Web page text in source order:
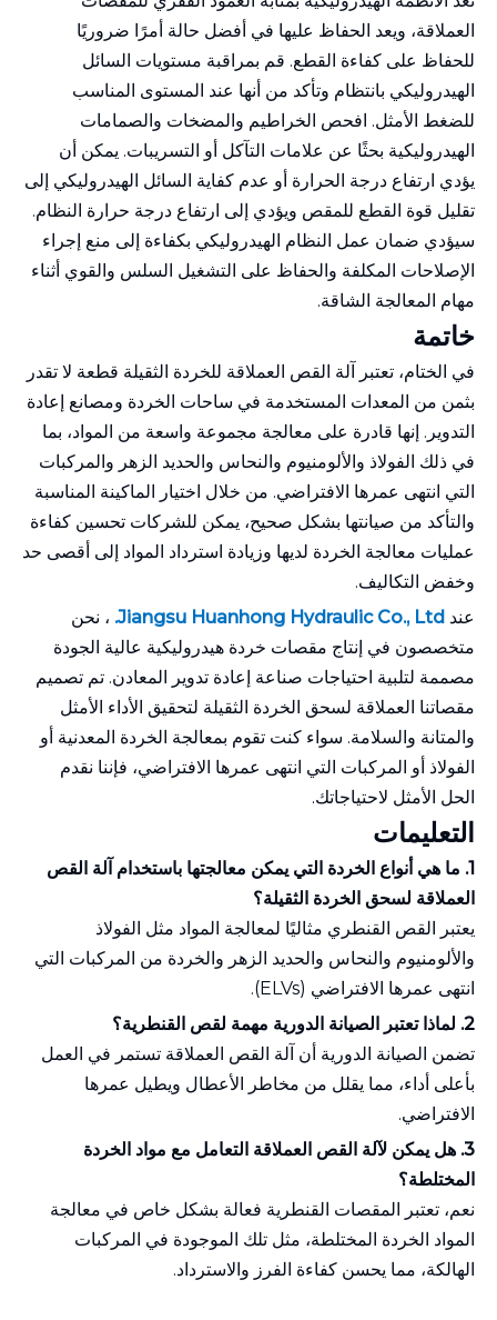
العملاقة، ويعد الحفاظ عليها في أفضل حالة أمرًا ضروريًا
للحفاظ على كفاءة القطع. قم بمراقبة مستويات السائل
الهيدروليكي بانتظام وتأكد من أنها عند المستوى المناسب
للضغط الأمثل. افحص الخراطيم والمضخات والصمامات
الهيدروليكية بحثًا عن علامات التآكل أو التسريبات. يمكن أن
يؤدي ارتفاع درجة الحرارة أو عدم كفاية السائل الهيدروليكي إلى
تقليل قوة القطع للمقص ويؤدي إلى ارتفاع درجة حرارة النظام.
سيؤدي ضمان عمل النظام الهيدروليكي بكفاءة إلى منع إجراء
الإصلاحات المكلفة والحفاظ على التشغيل السلس والقوي أثناء
مهام المعالجة الشاقة.
خاتمة
في الختام، تعتبر آلة القص العملاقة للخردة الثقيلة قطعة لا تقدر
بثمن من المعدات المستخدمة في ساحات الخردة ومصانع إعادة
التدوير. إنها قادرة على معالجة مجموعة واسعة من المواد، بما
في ذلك الفولاذ والألومنيوم والنحاس والحديد الزهر والمركبات
التي انتهى عمرها الافتراضي. من خلال اختيار الماكينة المناسبة
والتأكد من صيانتها بشكل صحيح، يمكن للشركات تحسين كفاءة
عمليات معالجة الخردة لديها وزيادة استرداد المواد إلى أقصى حد
وخفض التكاليف.
عند Jiangsu Huanhong Hydraulic Co., Ltd. ، نحن
متخصصون في إنتاج مقصات خردة هيدروليكية عالية الجودة
مصممة لتلبية احتياجات صناعة إعادة تدوير المعادن. تم تصميم
مقصاتنا العملاقة لسحق الخردة الثقيلة لتحقيق الأداء الأمثل
والمتانة والسلامة. سواء كنت تقوم بمعالجة الخردة المعدنية أو
الفولاذ أو المركبات التي انتهى عمرها الافتراضي، فإننا نقدم
الحل الأمثل لاحتياجاتك.
التعليمات
1. ما هي أنواع الخردة التي يمكن معالجتها باستخدام آلة القص
العملاقة لسحق الخردة الثقيلة؟
يعتبر القص القنطري مثاليًا لمعالجة المواد مثل الفولاذ
والألومنيوم والنحاس والحديد الزهر والخردة من المركبات التي
انتهى عمرها الافتراضي (ELVs).
2. لماذا تعتبر الصيانة الدورية مهمة لقص القنطرية؟
تضمن الصيانة الدورية أن آلة القص العملاقة تستمر في العمل
بأعلى أداء، مما يقلل من مخاطر الأعطال ويطيل عمرها
الافتراضي.
3. هل يمكن لآلة القص العملاقة التعامل مع مواد الخردة
المختلطة؟
نعم، تعتبر المقصات القنطرية فعالة بشكل خاص في معالجة
المواد الخردة المختلطة، مثل تلك الموجودة في المركبات
الهالكة، مما يحسن كفاءة الفرز والاسترداد.